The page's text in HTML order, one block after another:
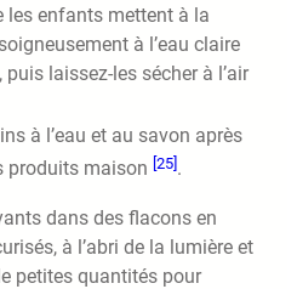
les enfants mettent à la
à l’eau claire
laissez-les sécher à l’air
à l’eau et au savon après
produits maison [25].
dans des flacons en
à l’abri de la lumière et
petites quantités pour